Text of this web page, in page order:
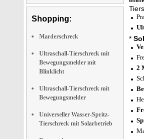
Shopping:
Marderschreck
Ultraschall-Tierschreck mit
Bewegungsmelder mit
Blinklicht
Ultraschall-Tierschreck mit
Bewegungsmelder
Universeller Wasser-Spritz-
Tierschreck mit Solarbetrieb
*
2